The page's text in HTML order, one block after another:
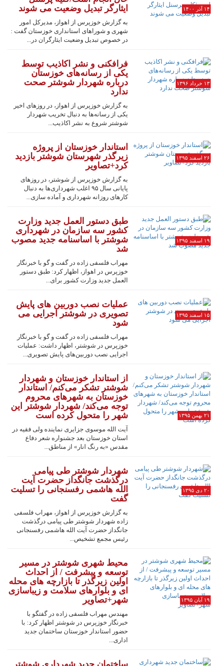
۱۴ آذر ۱۴۰۰
ایثارگر تبدیل وضعیت می شوند
به گزارش خوزپرس از اهواز، مدیرکل امور
شهری و شوراهای استانداری خوزستان گفت :
در خصوص تبدیل وضعیت ایثارگران در...
۱۳ خرداد ۱۳۹۶
فرافکنی و نشر اکاذیب توسط
یکی از رسانه‌های خوزستان
درباره شهردار شوشتر صحت
ندارد
به گزارش خوزپرس از اهواز، در روزهای اخیر
یکی از رسانه‌ها به دنبال تخریب شهردار
شوشتر شروع به نشر اکاذیب...
۲۶ اسفند ۱۳۹۵
استاندار خوزستان از پروژه
زیرگذر شهرستان شوشتر بازدید
کرد+تصاویر
به گزارش خوزپرس از شوشتر، در روزهای
پایانی سال ۹۵ اغلب شهرداری‌ها به دنبال
کارهای روزانه شهرداری و آماده سازی...
۱۹ اسفند ۱۳۹۵
طبق دستور العمل جدید وزارت
کشور سه سازمان در شهرداری
شوشتر با اساسنامه جدید مصوب
شد
مهراب فلسفی زاده در گفت و گو با خبرنگار
خوزپرس در اهواز، اظهار کرد: طبق دستور
العمل جدید وزارت کشور برای...
۱۵ اسفند ۱۳۹۵
عملیات نصب دوربین های پایش
تصویری در شوشتر اجرایی می
شود
مهراب فلسفی زاده در گفت و گو با خبرنگار
خوزپرس در شوشتر، اظهار داشت: عملیات
اجرایی نصب دوربین‌های پایش تصویری...
۲۱ بهمن ۱۳۹۵
از استاندار خوزستان و شهردار
شوشتر تشکر می‌کنم/ استاندار
خوزستان به شهرهای محروم
توجه می‌کند/ شهردار شوشتر این
شهر را متحول کرده است
آیت الله موسوی جزایری نماینده ولی فقیه در
استان خوزستان بعد جشنواره شعر دفاع
مقدس «به رنگ انار» از مناطق...
۲۰ دی ۱۳۹۵
شهردار شوشتر طی پیامی
درگذشت جانگداز حضرت آیت
الله هاشمی رفسنجانی را تسلیت
گفت
به گزارش خوزپرس از اهواز، مهراب فلسفی
زاده شهردار شوشتر طی پیامی درگذشت
جانگداز حضرت آیت الله هاشمی رفسنجانی
رئیس مجمع تشخیص...
۱۹ آبان ۱۳۹۵
محیط شهری شوشتر در مسیر
توسعه و پیشرفت / از احداث
اولین زیرگذر تا بازارچه های محله
ای و بلوارهای سلامت و زیباسازی
شهر+تصاویر
مهندس مهراب فلسفی زاده در گفتگو با
خبرنگار خوزپرس در شوشتر اظهار کرد: با
حضور استاندار خوزستان ساختمان جدید
اداری...
ساختمان جدید شهرداری شوشتر